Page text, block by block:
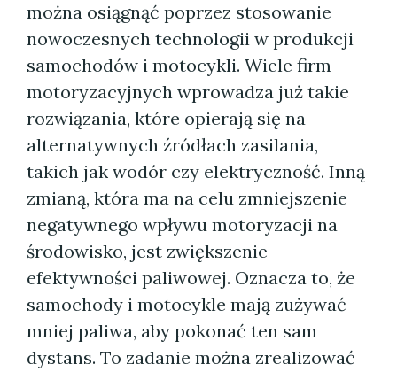
można osiągnąć poprzez stosowanie
nowoczesnych technologii w produkcji
samochodów i motocykli. Wiele firm
motoryzacyjnych wprowadza już takie
rozwiązania, które opierają się na
alternatywnych źródłach zasilania,
takich jak wodór czy elektryczność. Inną
zmianą, która ma na celu zmniejszenie
negatywnego wpływu motoryzacji na
środowisko, jest zwiększenie
efektywności paliwowej. Oznacza to, że
samochody i motocykle mają zużywać
mniej paliwa, aby pokonać ten sam
dystans. To zadanie można zrealizować